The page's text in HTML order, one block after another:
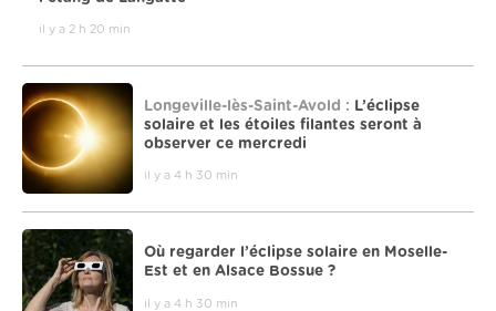
il y a 2 h 20 min
Longeville-lès-Saint-Avold : L’éclipse
solaire et les étoiles filantes seront à
observer ce mercredi
il y a 4 h 30 min
Où regarder l’éclipse solaire en Moselle-
Est et en Alsace Bossue ?
il y a 4 h 30 min